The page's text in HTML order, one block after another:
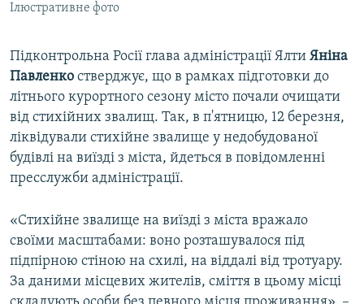
ІНФОГРАФІКА
ДОЛУЧАЙСЯ!
Усі сайти RFE/RL
Ілюстративне фото
Підконтрольна Росії глава адміністрації Ялти Яніна
Павленко стверджує, що в рамках підготовки до
літнього курортного сезону місто почали очищати
від стихійних звалищ. Так, в п'ятницю, 12 березня,
ліквідували стихійне звалище у недобудованої
будівлі на виїзді з міста, йдеться в повідомленні
пресслужби адміністрації.
«Стихійне звалище на виїзді з міста вражало
своїми масштабами: воно розташувалося під
підпірною стіною на схилі, на віддалі від тротуару.
За даними місцевих жителів, сміття в цьому місці